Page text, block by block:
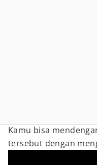
Kamu bisa
tersebut dengan